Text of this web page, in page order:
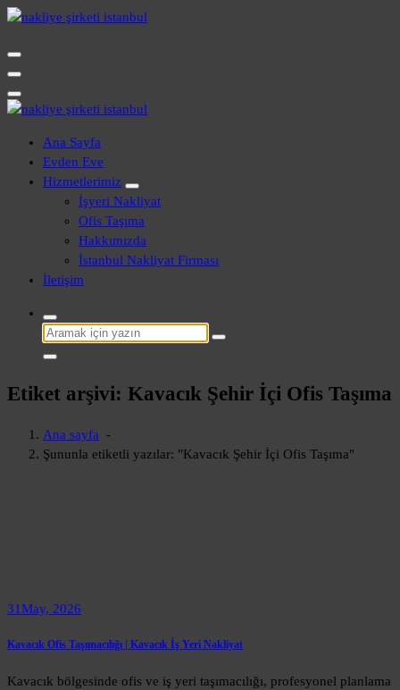
İçeriğe
Evden Eve - İşyeri Ofis Nakliye İstanbul
Evden Eve - İşyeri Ofis Nakliye İstanbul
Ana Sayfa
Evden Eve
Hizmetlerimiz
İşyeri Nakliyat
Ofis Taşıma
Hakkımızda
İstanbul Nakliyat Firması
İletişim
Şunu
ara:
Etiket arşivi: Kavacık Şehir İçi Ofis Taşıma
Ana sayfa -
Şununla etiketli yazılar: "Kavacık Şehir İçi Ofis Taşıma"
31May, 2026
Kavacık Ofis Taşımacılığı | Kavacık İş Yeri Nakliyat
Kavacık bölgesinde ofis ve iş yeri taşımacılığı, profesyonel planlama